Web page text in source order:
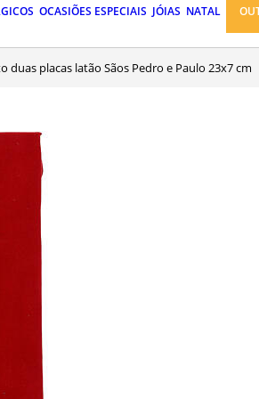
OCASIÕES ESPECIAIS JÓIAS NATAL
duas placas latão Sãos Pedro e Paulo 23x7 cm